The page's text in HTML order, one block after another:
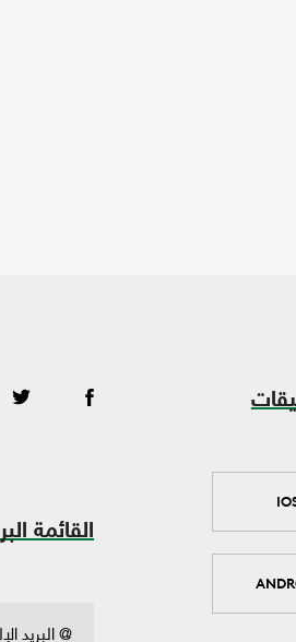
القائمة